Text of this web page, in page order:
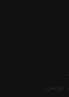
تونس